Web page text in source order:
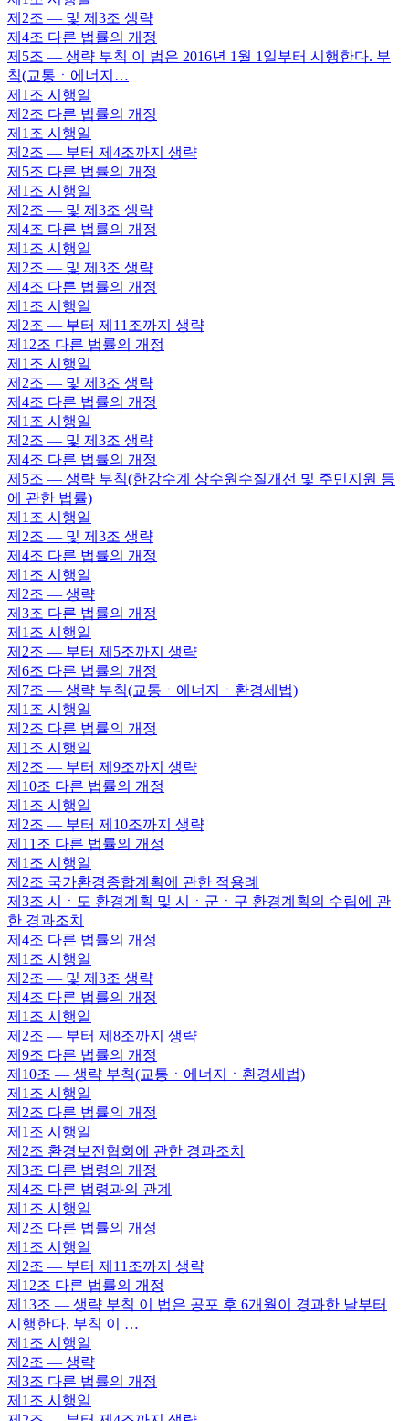
제2조 — 및 제3조 생략
제4조 다른 법률의 개정
제5조 — 생략 부칙 이 법은 2016년 1월 1일부터 시행한다. 부
칙(교통ㆍ에너지…
제1조 시행일
제2조 다른 법률의 개정
제1조 시행일
제2조 — 부터 제4조까지 생략
제5조 다른 법률의 개정
제1조 시행일
제2조 — 및 제3조 생략
제4조 다른 법률의 개정
제1조 시행일
제2조 — 및 제3조 생략
제4조 다른 법률의 개정
제1조 시행일
제2조 — 부터 제11조까지 생략
제12조 다른 법률의 개정
제1조 시행일
제2조 — 및 제3조 생략
제4조 다른 법률의 개정
제1조 시행일
제2조 — 및 제3조 생략
제4조 다른 법률의 개정
제5조 — 생략 부칙(한강수계 상수원수질개선 및 주민지원 등
에 관한 법률)
제1조 시행일
제2조 — 및 제3조 생략
제4조 다른 법률의 개정
제1조 시행일
제2조 — 생략
제3조 다른 법률의 개정
제1조 시행일
제2조 — 부터 제5조까지 생략
제6조 다른 법률의 개정
제7조 — 생략 부칙(교통ㆍ에너지ㆍ환경세법)
제1조 시행일
제2조 다른 법률의 개정
제1조 시행일
제2조 — 부터 제9조까지 생략
제10조 다른 법률의 개정
제1조 시행일
제2조 — 부터 제10조까지 생략
제11조 다른 법률의 개정
제1조 시행일
제2조 국가환경종합계획에 관한 적용례
제3조 시ㆍ도 환경계획 및 시ㆍ군ㆍ구 환경계획의 수립에 관
한 경과조치
제4조 다른 법률의 개정
제1조 시행일
제2조 — 및 제3조 생략
제4조 다른 법률의 개정
제1조 시행일
제2조 — 부터 제8조까지 생략
제9조 다른 법률의 개정
제10조 — 생략 부칙(교통ㆍ에너지ㆍ환경세법)
제1조 시행일
제2조 다른 법률의 개정
제1조 시행일
제2조 환경보전협회에 관한 경과조치
제3조 다른 법령의 개정
제4조 다른 법령과의 관계
제1조 시행일
제2조 다른 법률의 개정
제1조 시행일
제2조 — 부터 제11조까지 생략
제12조 다른 법률의 개정
제13조 — 생략 부칙 이 법은 공포 후 6개월이 경과한 날부터
시행한다. 부칙 이 …
제1조 시행일
제2조 — 생략
제3조 다른 법률의 개정
제1조 시행일